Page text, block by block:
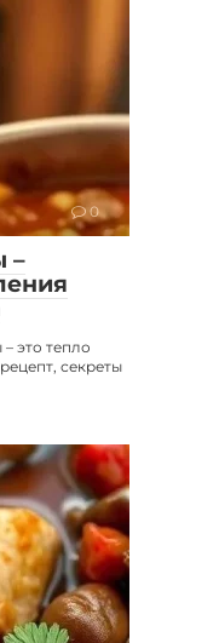
0
–
это тепло
секреты